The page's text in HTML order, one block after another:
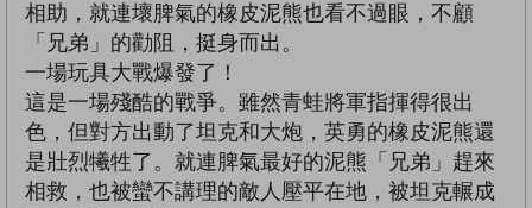
相助，就連壞脾氣的橡皮泥熊也看不過眼，不顧
「兄弟」的勸阻，挺身而出。
一場玩具大戰爆發了！
這是一場殘酷的戰爭。雖然青蛙將軍指揮得很出
色，但對方出動了坦克和大炮，英勇的橡皮泥熊還
是壯烈犧牲了。就連脾氣最好的泥熊「兄弟」趕來
相救，也被蠻不講理的敵人壓平在地，被坦克輾成